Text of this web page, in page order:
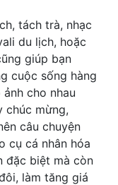
tách trà, nhạc
du lịch, hoặc
giúp bạn
cuộc sống hàng
cho nhau
chúc mừng,
câu chuyện
cụ cá nhân hóa
đặc biệt mà còn
làm tăng giá